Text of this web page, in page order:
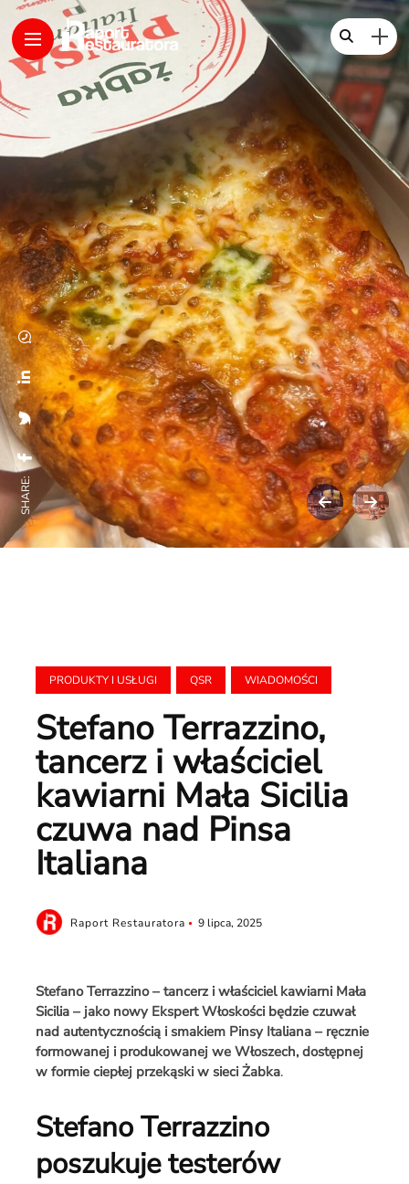
SHARE:
PRODUKTY I USŁUGI QSR WIADOMOŚCI
Stefano Terrazzino,
tancerz i właściciel
kawiarni Mała Sicilia
czuwa nad Pinsa
Italiana
Raport Restauratora 9 lipca, 2025
Stefano Terrazzino – tancerz i właściciel kawiarni Mała
Sicilia – jako nowy Ekspert Włoskości będzie czuwał
nad autentycznością i smakiem Pinsy Italiana – ręcznie
formowanej i produkowanej we Włoszech, dostępnej
w formie ciepłej przekąski w sieci Żabka.
Stefano Terrazzino
poszukuje testerów